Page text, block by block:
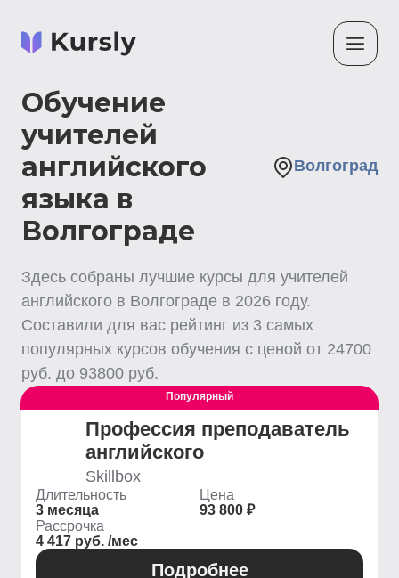
Обучение
учителей
английского
языка в
Волгограде
Волгоград
Здесь собраны лучшие курсы для учителей
английского в Волгограде в 2026 году.
Составили для вас рейтинг из 3 самых
популярных курсов обучения с ценой от 24700
руб. до 93800 руб.
Популярный
Профессия преподаватель
английского
Skillbox
Длительность
3 месяца
Цена
93 800 ₽
Рассрочка
4 417 руб. /мес
Подробнее